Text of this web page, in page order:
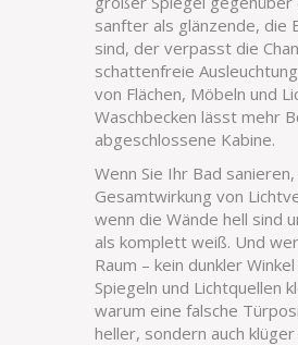
sanfter als glänzende, die
sind, der verpasst die
schattenfreie
von Flächen, Möbeln und
Waschbecken lässt mehr
abgeschlossene Kabine.
Wenn Sie Ihr Bad
Gesamtwirkung von
wenn die Wände hell sind
als komplett weiß. Und
Raum – kein dunkler
Spiegeln und Lichtquellen
warum eine falsche
heller, sondern auch